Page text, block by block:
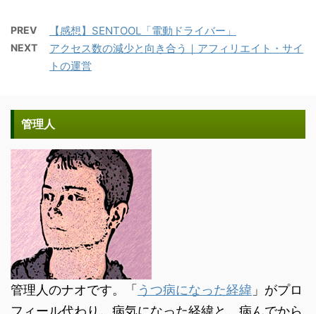
PREV 【感想】SENTOOL「電動ドライバー」
NEXT
アクセス数の減少と向き合う｜アフィリエイト・サイ
トの運営
管理人
管理人のナオです。「 うつ病になった経緯 」がプロ
フィール代わり。病気になった経緯と、病んでから